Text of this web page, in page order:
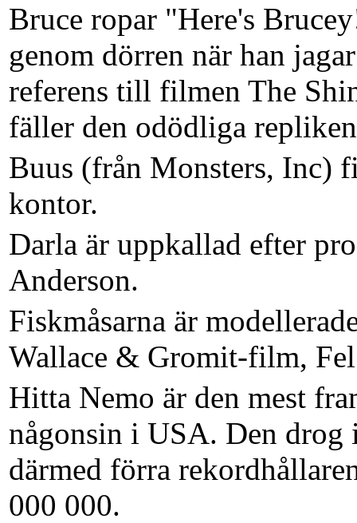
Bruce ropar "Here's
genom dörren när han
referens till filmen The
fäller den odödliga
Buus (från Monsters, Inc)
kontor.
Darla är uppkallad efter
Anderson.
Fiskmåsarna är
Wallace & Gromit-film,
Hitta Nemo är den mest
någonsin i USA. Den drog
därmed förra
000 000.